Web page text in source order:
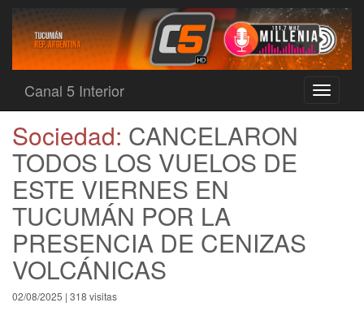
Toggle
Canal 5 Interior
Sociedad: CANCELARON
TODOS LOS VUELOS DE
ESTE VIERNES EN
TUCUMÁN POR LA
PRESENCIA DE CENIZAS
VOLCÁNICAS
02/08/2025 | 318 visitas